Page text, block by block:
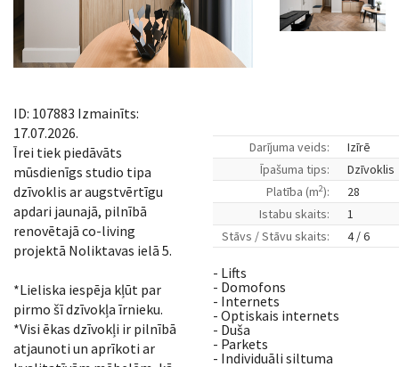
ID: 107883 Izmainīts:
17.07.2026.
Īrei tiek piedāvāts
mūsdienīgs studio tipa
dzīvoklis ar augstvērtīgu
apdari jaunajā, pilnībā
renovētajā co-living
projektā Noliktavas ielā 5.
*Lieliska iespēja kļūt par
pirmo šī dzīvokļa īrnieku.
*Visi ēkas dzīvokļi ir pilnībā
atjaunoti un aprīkoti ar
Darījuma veids:
Izīrē
Īpašuma tips:
Dzīvoklis
Platība (m2):
28
Istabu skaits:
1
Stāvs / Stāvu skaits:
4 / 6
- Lifts
- Domofons
- Internets
- Optiskais internets
- Duša
- Parkets
- Individuāli siltuma